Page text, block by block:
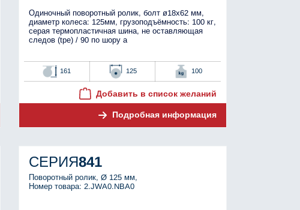
Одиночный поворотный ролик, болт ø18x62 мм,
диаметр колеса: 125мм, грузоподъёмность: 100 кг,
серая термопластичная шина, не оставляющая
следов (tpe) / 90 по шору а
161 125 100
Добавить в список желаний
Подробная информация
СЕРИЯ841
Поворотный ролик, Ø 125 мм,
Номер товара: 2.JWA0.NBA0